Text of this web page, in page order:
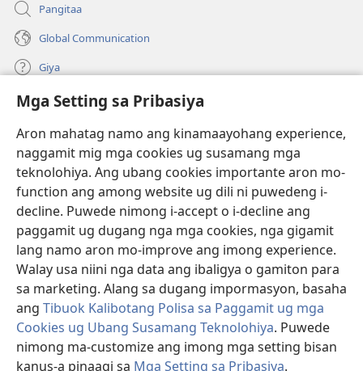
Mga Setting sa Pribasiya
Aron mahatag namo ang kinamaayohang experience,
naggamit mig mga cookies ug susamang mga
teknolohiya. Ang ubang cookies importante aron mo-
function ang among website ug dili ni puwedeng i-
decline. Puwede nimong i-accept o i-decline ang
paggamit ug dugang nga mga cookies, nga gigamit
lang namo aron mo-improve ang imong experience.
Walay usa niini nga data ang ibaligya o gamiton para
sa marketing. Alang sa dugang impormasyon, basaha
ang Tibuok Kalibotang Polisa sa Paggamit ug mga
Cookies ug Ubang Susamang Teknolohiya. Puwede
nimong ma-customize ang imong mga setting bisan
kanus-a pinaagi sa Mga Setting sa Pribasiya.
Pangitaa
Global Communication
Giya
Donasyon
(mo-
open
bag-
ong
window)
Watchtower ONLINE NGA LIBRARYA
(mo-
open
ug
bag-
window)
JW Hub
(mo-
open
ug
bag-
ong
window)
JW Library
Watchtower Library
Copyright© 2026 Watch Tower Bible and Tract Society of Pennsylvania.
KONDISYONES SA PAGGAMIT|POLISA SA PRIBASIYA|